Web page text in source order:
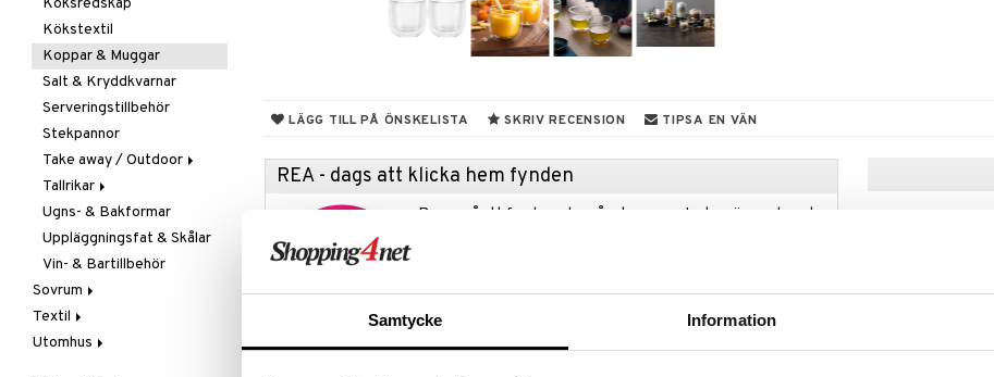
Samtycke Information
LÄGG TILL PÅ ÖNSKELISTA SKRIV RECENSION TIPSA EN VÄN
REA - dags att klicka hem fynden
Passa på att fynda under vår stora rea. Just nu är varuhuset
TILL REAN »
Vinglas
Whiskey- & Cognacglas
Övriga maskiner
Vattenkokare
Knivset
Knivslipar och Brynen
Knivtillbehör
Kockknivar
Skal- & Grönsaksknivar
Skärbrädor
Specialknivar
Köksredskap
Kökstextil
Koppar & Muggar
Salt & Kryddkvarnar
Serveringstillbehör
Stekpannor
Take away / Outdoor
Flaskor
Matlådor
Termoskannor
Termosmuggar
Tallrikar
Assietter
Djupa tallrikar
Mattallrikar
Ugns- & Bakformar
Uppläggningsfat & Skålar
Vin- & Bartillbehör
Sovrum
Filtar & Plädar
Prydnadskuddar
Textil
Badrumstextilier
Utomhus